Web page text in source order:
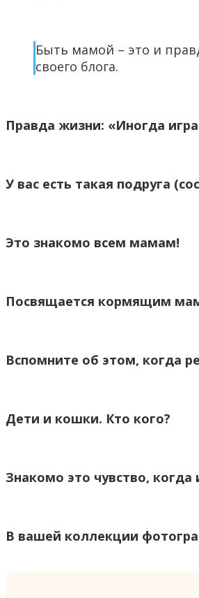
Быть мамой – это и
своего блога.
Правда жизни: «Иногда
У вас есть такая подруга
Это знакомо всем мамам!
Посвящается кормящим
Вспомните об этом, когда
Дети и кошки. Кто кого?
Знакомо это чувство,
В вашей коллекции